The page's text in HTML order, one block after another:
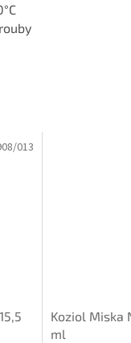
013
Koziol Miska
ml